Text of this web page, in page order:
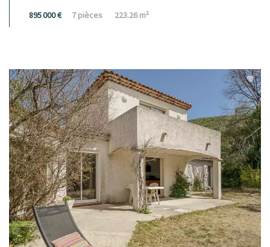
895 000 € 7 pièces 223.26 m²